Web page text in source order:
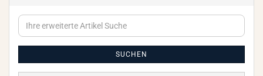
Ihre
erweiterte
SUCHEN